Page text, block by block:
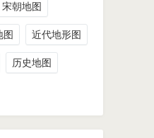
宋朝地图
图 近代地形图
历史地图